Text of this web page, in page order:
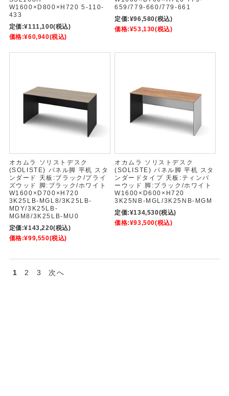
W1600×D800×H720 5-110-
433
定価:¥111,100(税込)
価格:¥60,940(税込)
659/779-660/779-661
定価:¥96,580(税込)
価格:¥53,130(税込)
オカムラ ソリストデスク
(SOLISTE) パネル脚 平机 スタ
ンダード 天板:ブラック/プライ
ズウッド 脚:ブラック/ホワイト
W1600×D700×H720
3K25LB-MGL8/3K25LB-
MDY/3K25LB-
MGM8/3K25LB-MU0
定価:¥143,220(税込)
価格:¥99,550(税込)
オカムラ ソリストデスク
(SOLISTE) パネル脚 平机 スタ
ンダードタイプ 天板:ティンバ
ーウッド 脚:ブラック/ホワイト
W1600×D600×H720
3K25NB-MGL/3K25NB-MGM
定価:¥134,530(税込)
価格:¥93,500(税込)
1 2 3 次へ